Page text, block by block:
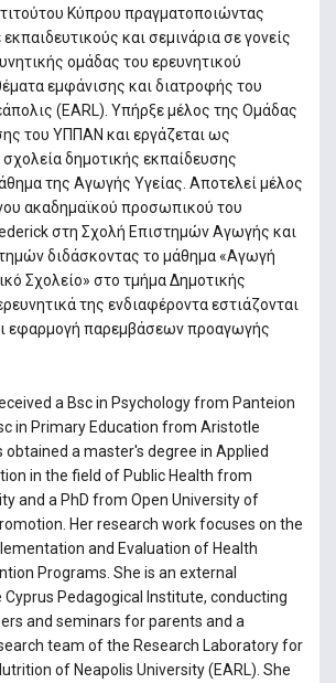
Κύπρου πραγματοποιώντας
και σεμινάρια σε γονείς
ομάδας του ερευνητικού
εμφάνισης και διατροφής του
(EARL). Υπήρξε μέλος της Ομάδας
του ΥΠΠΑΝ και εργάζεται ως
δημοτικής εκπαίδευσης
της Αγωγής Υγείας. Aποτελεί μέλος
ακαδημαϊκού προσωπικού του
στη Σχολή Επιστημών Αγωγής και
διδάσκοντας το μάθημα «Αγωγή
Σχολείο» στο τμήμα Δημοτικής
της ενδιαφέροντα εστιάζονται
εφαρμογή παρεμβάσεων προαγωγής
a Bsc in Psychology from Panteion
in Primary Education from Aristotle
obtained a master's degree in Applied
in the field of Public Health from
and a PhD from Open University of
Her research work focuses on the
and Evaluation of Health
Programs. She is an external
Pedagogical Institute, conducting
and seminars for parents and a
team of the Research Laboratory for
of Neapolis University (EARL). She